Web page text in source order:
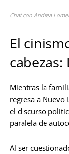
Chat con Andrea
El
Mientras la
regresa a Nuevo
el discurso
paralela de
Al ser